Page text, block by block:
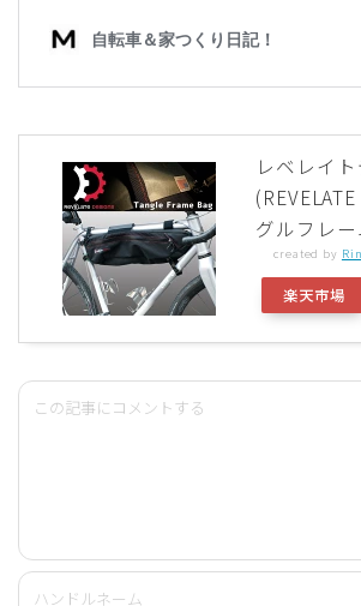
レベレイ
グルフレ
created by
楽天市場